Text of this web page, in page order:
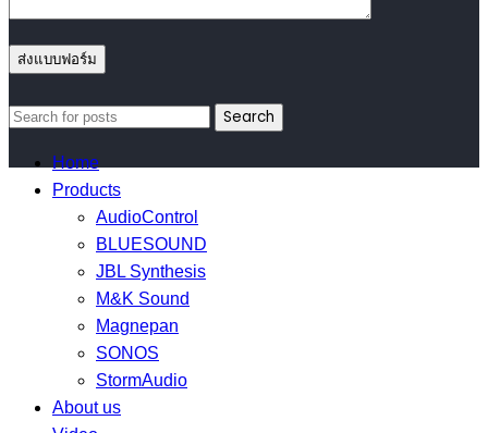
Search
Home
Products
AudioControl
BLUESOUND
JBL Synthesis
M&K Sound
Magnepan
SONOS
StormAudio
About us